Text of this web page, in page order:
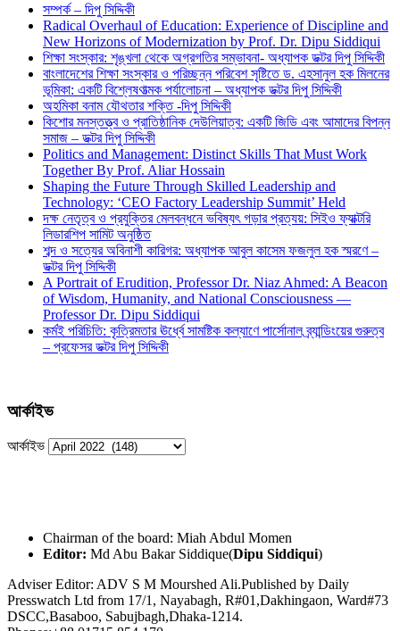
সম্পর্ক – দিপু সিদ্দিকী
Radical Overhaul of Education: Experience of Discipline and
New Horizons of Modernization by Prof. Dr. Dipu Siddiqui
শিক্ষা সংস্কার: শৃঙ্খলা থেকে অগ্রগতির সম্ভাবনা- অধ্যাপক ডক্টর দিপু সিদ্দিকী
বাংলাদেশের শিক্ষা সংস্কার ও পরিচ্ছন্ন পরিবেশ সৃষ্টিতে ড. এহসানুল হক মিলনের
ভূমিকা: একটি বিশ্লেষণাত্মক পর্যালোচনা – অধ্যাপক ডক্টর দিপু সিদ্দিকী
অহমিকা বনাম যৌথতার শক্তি -দিপু সিদ্দিকী
কিশোর মনস্তত্ত্ব ও প্রাতিষ্ঠানিক দেউলিয়াত্ব: একটি জিডি এবং আমাদের বিপন্ন
সমাজ – ডক্টর দিপু সিদ্দিকী
Politics and Management: Distinct Skills That Must Work
Together By Prof. Aliar Hossain
Shaping the Future Through Skilled Leadership and
Technology: ‘CEO Factory Leadership Summit’ Held
দক্ষ নেতৃত্ব ও প্রযুক্তির মেলবন্ধনে ভবিষ্যৎ গড়ার প্রত্যয়: সিইও ফ্যাক্টরি
লিডারশিপ সামিট অনুষ্ঠিত
শব্দ ও সত্যের অবিনাশী কারিগর: অধ্যাপক আবুল কাসেম ফজলুল হক স্মরণে –
ডক্টর দিপু সিদ্দিকী
A Portrait of Erudition, Professor Dr. Niaz Ahmed: A Beacon
of Wisdom, Humanity, and National Consciousness —
Professor Dr. Dipu Siddiqui
কর্মই পরিচিতি: কৃত্রিমতার ঊর্ধ্বে সামষ্টিক কল্যাণে পার্সোনাল ব্র্যান্ডিংয়ের গুরুত্ব
– প্রফেসর ডক্টর দিপু সিদ্দিকী
আর্কাইভ
আর্কাইভ
Chairman of the board: Miah Abdul Momen
Editor: Md Abu Bakar Siddique(Dipu Siddiqui)
Adviser Editor: ADV S M Mourshed Ali.Published by Daily
Presswatch Ltd from 17/1, Nayabagh, R#01,Dakhingaon, Ward#73
DSCC,Basaboo, Sabujbagh,Dhaka-1214.